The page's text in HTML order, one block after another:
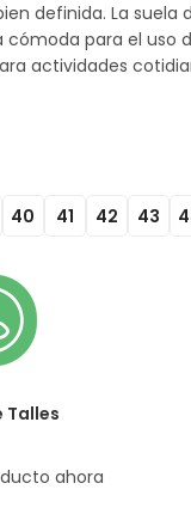
definida. La suela
para el uso
actividades
40 41 42 43
Talles
ahora